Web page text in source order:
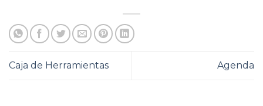
Caja de Herramientas Agenda